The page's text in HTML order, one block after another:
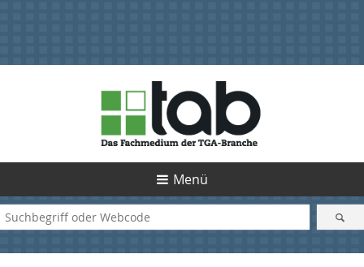
Menü